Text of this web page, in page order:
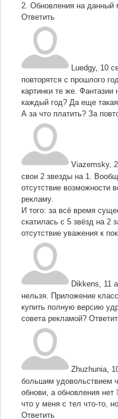
2. Обновления на данный
Ответить
Luedgy, 10
повторятся с прошлого
картинки те же. Фантазии
каждый год? Да еще
А за что платить? За
Viazemsky,
свои 2 звезды на 1.
отсутствие возможности
рекламу.
И того: за всё время
скатилась с 5 звёзд на 2
отсутствие уважения к
Dikkens, 11
нельзя. Приложение
купить полную версию
совета рекламой?
Zhuzhunia,
большим удовольствием
обнови, а обновления
что у меня с тел что-то,
Ответить